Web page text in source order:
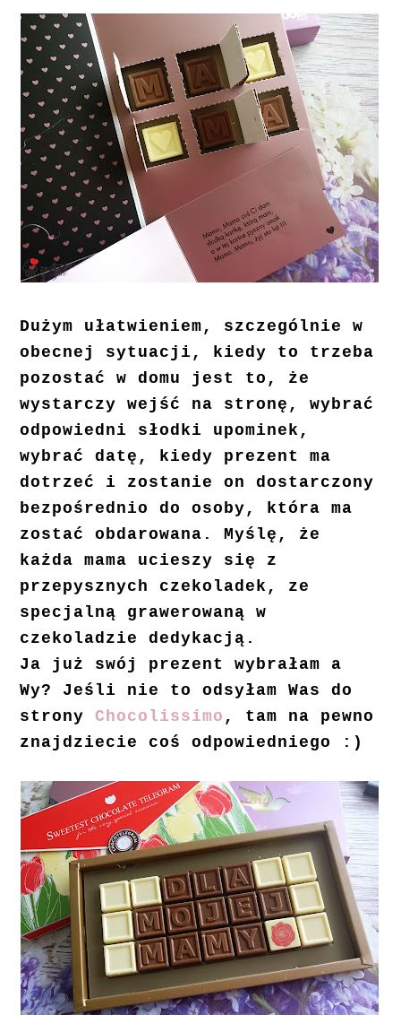
Dużym ułatwieniem, szczególnie w
obecnej sytuacji, kiedy to trzeba
pozostać w domu jest to, że
wystarczy wejść na stronę, wybrać
odpowiedni słodki upominek,
wybrać datę, kiedy prezent ma
dotrzeć i zostanie on dostarczony
bezpośrednio do osoby, która ma
zostać obdarowana. Myślę, że
każda mama ucieszy się z
przepysznych czekoladek, ze
specjalną grawerowaną w
czekoladzie dedykacją.
Ja już swój prezent wybrałam a
Wy? Jeśli nie to odsyłam Was do
stronyChocolissimo , tam na pewno
znajdziecie coś odpowiedniego :)